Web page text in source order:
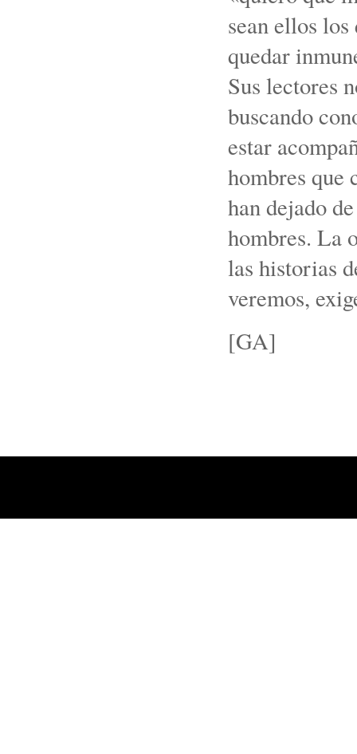
sean ellos
quedar
Sus lectores
buscando
estar
hombres que
han dejado
hombres. La
las historias
veremos,
[GA]